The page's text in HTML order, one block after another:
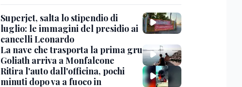
Superjet, salta lo stipendio di
luglio: le immagini del presidio ai
cancelli Leonardo
La nave che trasporta la prima gru
Goliath arriva a Monfalcone
Ritira l'auto dall'officina, pochi
minuti dopo va a fuoco in